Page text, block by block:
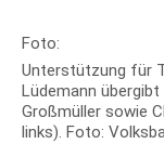
Foto:
Unterstützung für
Lüdemann
Großmüller sowie
links). Foto: